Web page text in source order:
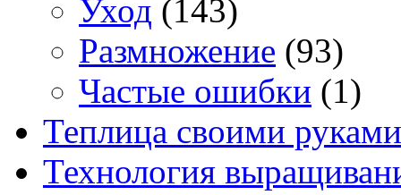
Уход (143)
Размножение (93)
Частые ошибки (1)
Теплица своими руками
Технология